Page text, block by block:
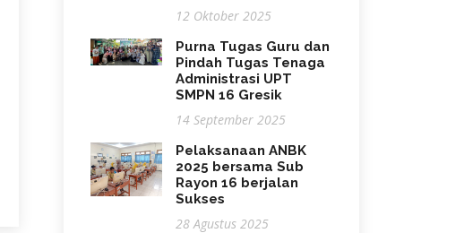
12 Oktober 2025
Purna Tugas Guru dan
Pindah Tugas Tenaga
Administrasi UPT
SMPN 16 Gresik
14 September 2025
Pelaksanaan ANBK
2025 bersama Sub
Rayon 16 berjalan
Sukses
28 Agustus 2025